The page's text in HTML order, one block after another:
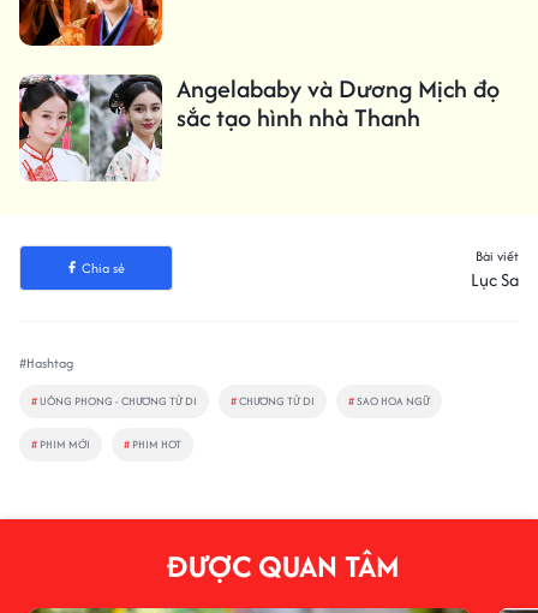
Angelababy và Dương Mịch đọ
sắc tạo hình nhà Thanh
Chia sẻ
Bài viết
Lục Sa
#Hashtag
#UÔNG PHONG - CHƯƠNG TỬ DI #CHƯƠNG TỬ DI #SAO HOA NGỮ
# PHIM MỚI # PHIM HOT
ĐƯỢC QUAN TÂM